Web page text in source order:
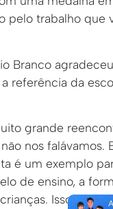
pelo trabalho que
Branco
referência da
grande
nos falávamos.
é um exemplo
de ensino, a
Isso faz a